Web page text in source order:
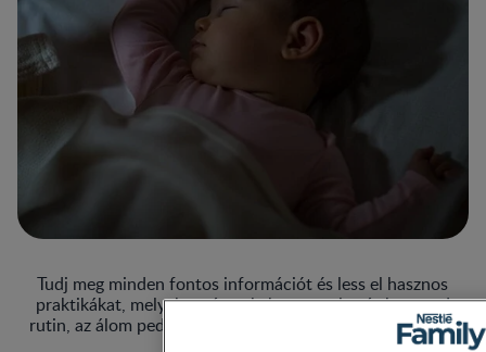
Tudj meg minden fontos információt és less el hasznos
praktikákat, melyek segítenek, hogy az altatás könnyed
rutin, az álom pedig a legédesebb legyen kisbabádnak (és